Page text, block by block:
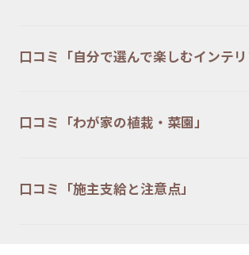
口コミ「自分で選んで楽しむインテリ
口コミ「わが家の植栽・菜園」
口コミ「施主支給と注意点」